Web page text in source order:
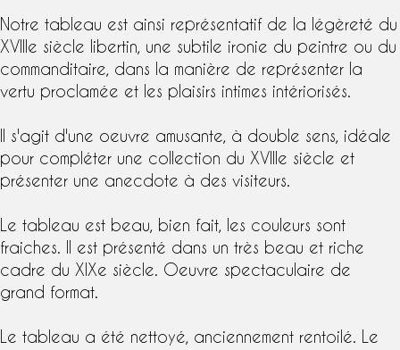
Notre tableau est ainsi représentatif de la légèreté du
XVIIIe siècle libertin, une subtile ironie du peintre ou du
commanditaire, dans la manière de représenter la
vertu proclamée et les plaisirs intimes intériorisés.
Il s'agit d'une oeuvre amusante, à double sens, idéale
pour compléter une collection du XVIIIe siècle et
présenter une anecdote à des visiteurs.
Le tableau est beau, bien fait, les couleurs sont
fraiches. Il est présenté dans un très beau et riche
cadre du XIXe siècle. Oeuvre spectaculaire de
grand format.
Le tableau a été nettoyé, anciennement rentoilé. Le